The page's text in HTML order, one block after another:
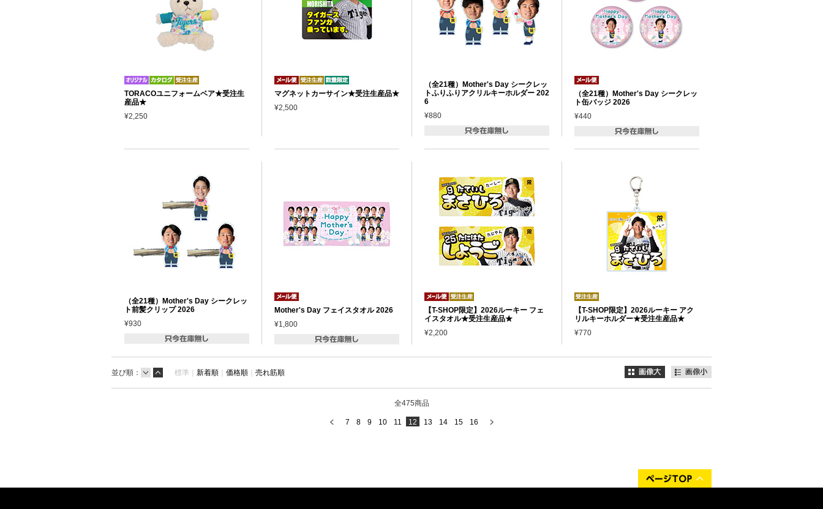
TORACOユニフォームベア★受注生
産品★
¥2,250
マグネットカーサイン★受注生産品★
¥2,500
（全21種）Mother's Day シークレッ
トふりふりアクリルキーホルダー 202
6
¥880
（全21種）Mother's Day シークレッ
ト缶バッジ 2026
¥440
（全21種）Mother's Day シークレッ
ト前髪クリップ 2026
¥930
Mother's Day フェイスタオル 2026
¥1,800
【T-SHOP限定】2026ルーキー フェ
イスタオル★受注生産品★
¥2,200
【T-SHOP限定】2026ルーキー アク
リルキーホルダー★受注生産品★
¥770
並び順： 標準｜ 新着順 ｜ 価格順 ｜ 売れ筋順
全475商品
7 8 9 10 11 12 13 14 15 16